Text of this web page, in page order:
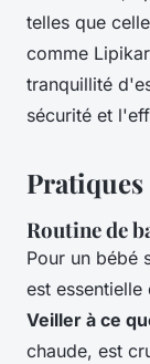
telles que
comme
tranquillité
sécurité et
Routine de
Pour un bébé
est
Veiller à ce
chaude, est